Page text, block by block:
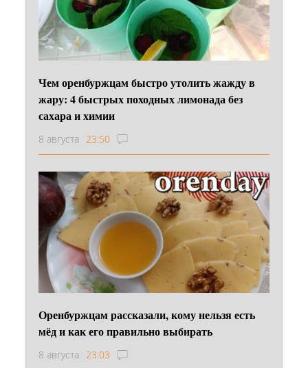
Чем оренбуржцам быстро утолить жажду в
жару: 4 быстрых походных лимонада без
сахара и химии
8 августа 23:50
Оренбуржцам рассказали, кому нельзя есть
мёд и как его правильно выбирать
8 августа 23:03